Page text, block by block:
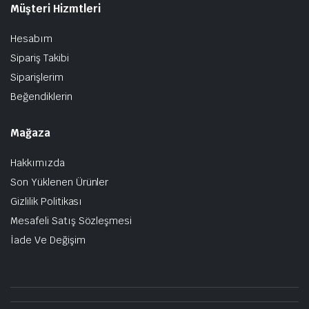
Müşteri Hizmtleri
Hesabım
Sipariş Takibi
Siparişlerim
Beğendiklerin
Mağaza
Hakkımızda
Son Yüklenen Ürünler
Gizlilik Politikası
Mesafeli Satış Sözleşmesi
İade Ve Değişim